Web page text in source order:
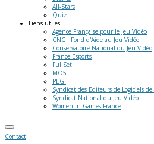
All-Stars
Quiz
Liens utiles
Agence Française pour le Jeu Vidéo
CNC : Fond d'Aide au Jeu Vidéo
Conservatoire National du Jeu Vidéo
France Esports
FullSet
MO5
PEGI
Syndicat des Editeurs de Logiciels de
Syndicat National du Jeu Vidéo
Women in Games France
Contact